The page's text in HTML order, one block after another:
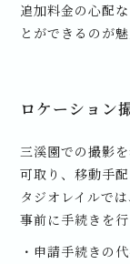
追加料金の心配
とができるのが魅
ロケーション
三溪園での撮影
可取り、移動手
タジオレイルで
事前に手続きを
・申請手続きの